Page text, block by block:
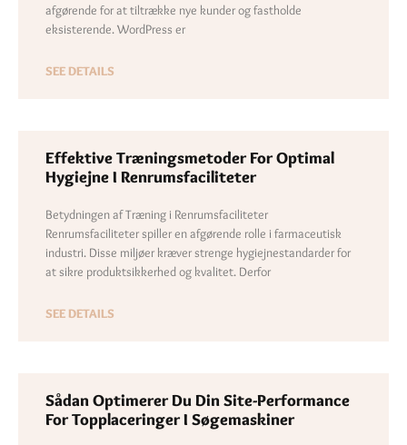
afgørende for at tiltrække nye kunder og fastholde
eksisterende. WordPress er
SEE DETAILS
Effektive Træningsmetoder For Optimal
Hygiejne I Renrumsfaciliteter
Betydningen af Træning i Renrumsfaciliteter
Renrumsfaciliteter spiller en afgørende rolle i farmaceutisk
industri. Disse miljøer kræver strenge hygiejnestandarder for
at sikre produktsikkerhed og kvalitet. Derfor
SEE DETAILS
Sådan Optimerer Du Din Site-Performance
For Topplaceringer I Søgemaskiner